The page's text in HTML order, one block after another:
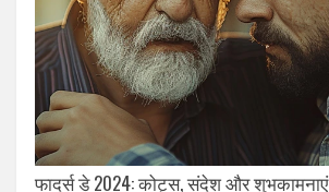
फादर्स डे 2024: कोट्स, संदेश और शुभकामनाएं